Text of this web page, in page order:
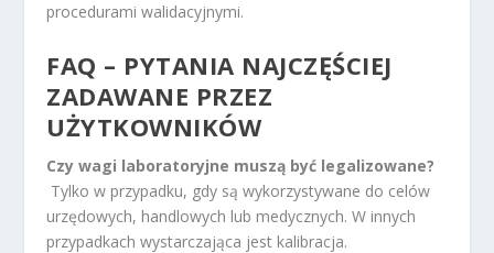
procedurami walidacyjnymi.
FAQ – PYTANIA NAJCZĘŚCIEJ
ZADAWANE PRZEZ
UŻYTKOWNIKÓW
Czy wagi laboratoryjne muszą być legalizowane?
Tylko w przypadku, gdy są wykorzystywane do celów
urzędowych, handlowych lub medycznych. W innych
przypadkach wystarczająca jest kalibracja.